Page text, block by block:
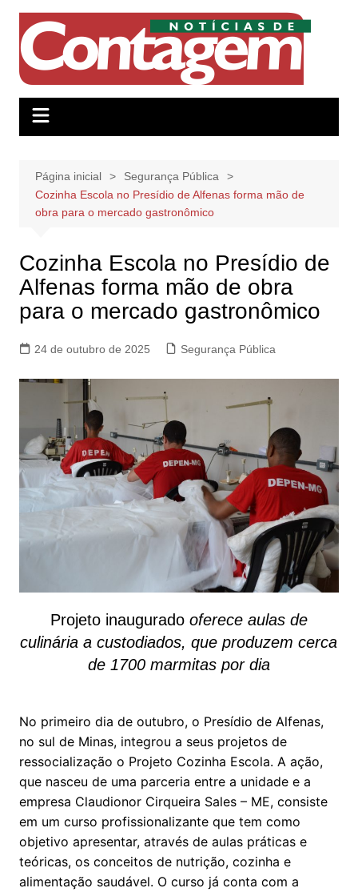
conteúdo
Página inicial
Segurança Pública
Cozinha Escola no Presídio de Alfenas forma mão de
obra para o mercado gastronômico
Cozinha Escola no Presídio de
Alfenas forma mão de obra
para o mercado gastronômico
24 de outubro de 2025 Segurança Pública
Projeto inaugurado oferece aulas de
culinária a custodiados, que produzem cerca
de 1700 marmitas por dia
No primeiro dia de outubro, o Presídio de Alfenas,
no sul de Minas, integrou a seus projetos de
ressocialização o Projeto Cozinha Escola. A ação,
que nasceu de uma parceria entre a unidade e a
empresa Claudionor Cirqueira Sales – ME, consiste
em um curso profissionalizante que tem como
objetivo apresentar, através de aulas práticas e
teóricas, os conceitos de nutrição, cozinha e
alimentação saudável. O curso já conta com a